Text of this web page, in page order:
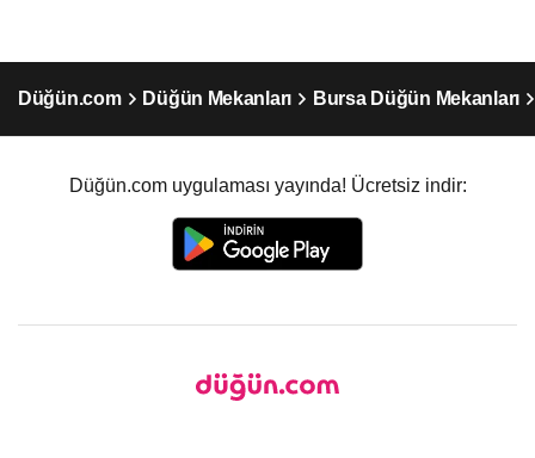
Düğün.com Düğün Mekanları Bursa Düğün Mekanları
Düğün.com uygulaması yayında! Ücretsiz indir: